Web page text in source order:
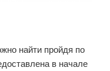
найти пройдя по
в начале